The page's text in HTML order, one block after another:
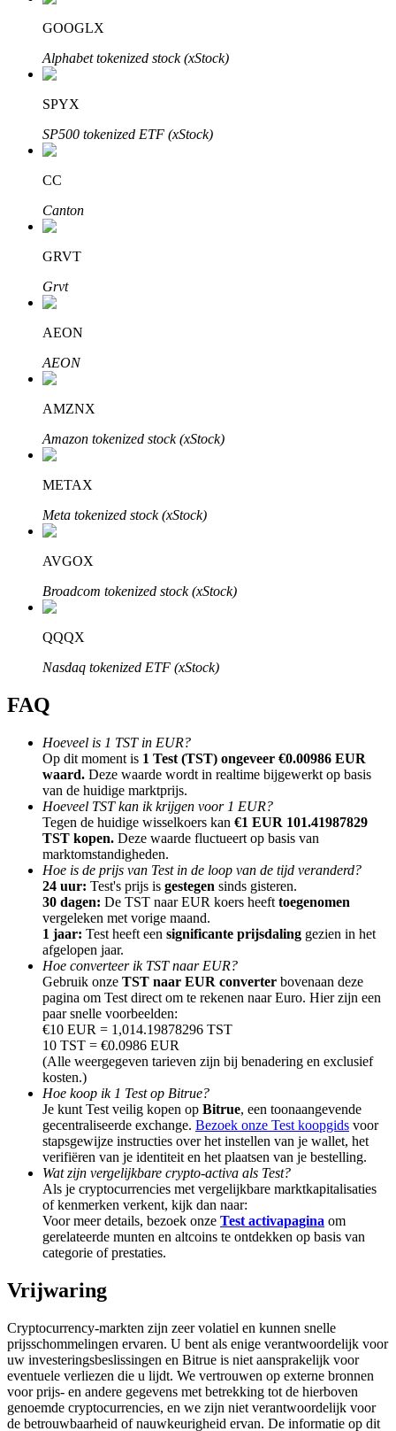
Auto Invest
Grijp langetermijnwinst en flexibele belangen
Leer staken
Tot 65% commissies!
Doorverwijzing
Nodig een vriend uit om contante beloningen te ontvangen
Deposit CASHCAT & Win
Deposit CASHCAT & Win
Share 500000 CASHCAT prize pool
Register & Trade to Win 500,000 USDT
Precious Metals Trading Carnival
Trade Gold & Silver · 33,333 USDT Bonus
GOOGLX
Alphabet tokenized stock (xStock)
SPYX
SP500 tokenized ETF (xStock)
CC
Canton
GRVT
Grvt
AEON
AEON
AMZNX
Amazon tokenized stock (xStock)
METAX
Meta tokenized stock (xStock)
AVGOX
Broadcom tokenized stock (xStock)
QQQX
Nasdaq tokenized ETF (xStock)
FAQ
Hoeveel is 1 TST in EUR?
Op dit moment is 1 Test (TST) ongeveer €0.00986 EUR
waard. Deze waarde wordt in realtime bijgewerkt op basis
van de huidige marktprijs.
Hoeveel TST kan ik krijgen voor 1 EUR?
Tegen de huidige wisselkoers kan €1 EUR 101.41987829
TST kopen. Deze waarde fluctueert op basis van
marktomstandigheden.
Hoe is de prijs van Test in de loop van de tijd veranderd?
24 uur: Test's prijs is gestegen sinds gisteren.
30 dagen: De TST naar EUR koers heeft toegenomen
vergeleken met vorige maand.
1 jaar: Test heeft een significante prijsdaling gezien in het
afgelopen jaar.
Hoe converteer ik TST naar EUR?
Gebruik onze TST naar EUR converter bovenaan deze
pagina om Test direct om te rekenen naar Euro. Hier zijn een
paar snelle voorbeelden:
€10 EUR = 1,014.19878296 TST
10 TST = €0.0986 EUR
(Alle weergegeven tarieven zijn bij benadering en exclusief
kosten.)
Hoe koop ik 1 Test op Bitrue?
Je kunt Test veilig kopen op Bitrue, een toonaangevende
gecentraliseerde exchange. Bezoek onze Test koopgids voor
stapsgewijze instructies over het instellen van je wallet, het
verifiëren van je identiteit en het plaatsen van je bestelling.
Wat zijn vergelijkbare crypto-activa als Test?
Als je cryptocurrencies met vergelijkbare marktkapitalisaties
of kenmerken verkent, kijk dan naar:
Voor meer details, bezoek onze Test activapagina om
gerelateerde munten en altcoins te ontdekken op basis van
categorie of prestaties.
Vrijwaring
Cryptocurrency-markten zijn zeer volatiel en kunnen snelle
prijsschommelingen ervaren. U bent als enige verantwoordelijk voor
uw investeringsbeslissingen en Bitrue is niet aansprakelijk voor
eventuele verliezen die u lijdt. We vertrouwen op externe bronnen
voor prijs- en andere gegevens met betrekking tot de hierboven
genoemde cryptocurrencies, en we zijn niet verantwoordelijk voor
de betrouwbaarheid of nauwkeurigheid ervan. De informatie op dit